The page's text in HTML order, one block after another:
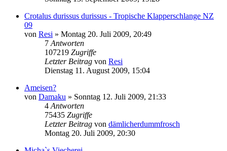
Crotalus durissus durissus - Tropische Klapperschlange NZ
09
von Resi » Montag 20. Juli 2009, 20:49
7 Antworten
107219 Zugriffe
Letzter Beitrag von Resi
Dienstag 11. August 2009, 15:04
Ameisen?
von Damaku » Sonntag 12. Juli 2009, 21:33
4 Antworten
75435 Zugriffe
Letzter Beitrag von dämlicherdummfrosch
Montag 20. Juli 2009, 20:30